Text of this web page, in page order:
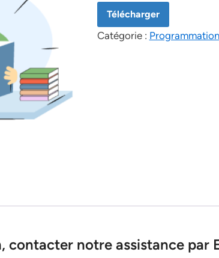
Télécharger
Catégorie : Programmation
contacter notre assistance par